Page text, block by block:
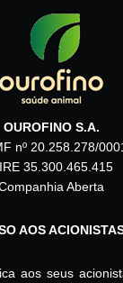
OUROFINO S.A.
nº 20.258.278/
35.300.465.415
Aberta
AOS
aos seus